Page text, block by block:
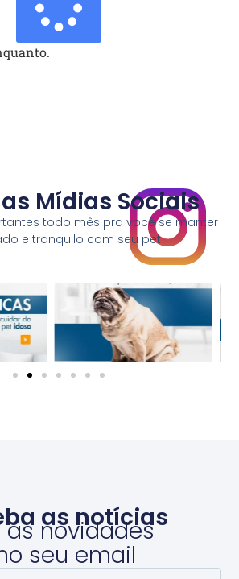
Mídias Sociais
todo mês pra você se manter
e tranquilo com seu pet
as notícias
novidades
seu email